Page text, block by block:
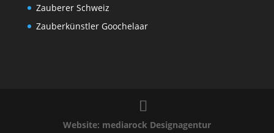
Zauberer Schweiz
Zauberkünstler Goochelaar
Website: mediarock Designagentur